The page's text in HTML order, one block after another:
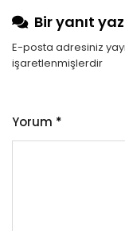
Bir yanıt
E-posta adresiniz
işaretlenmişlerdir
Yorum *